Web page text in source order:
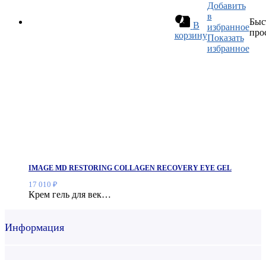
В
корзину
Добавить
в
избранное
Показать
избранное
IMAGE MD RESTORING COLLAGEN RECOVERY EYE GEL
17 010 ₽
Крем гель для век…
Информация